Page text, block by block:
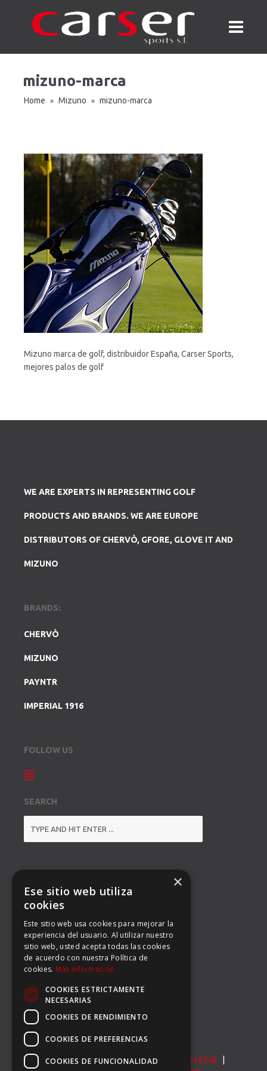
mizuno-marca
Home » Mizuno » mizuno-marca
Mizuno marca de golf, distribuidor España, Carser Sports,
mejores palos de golf
WE ARE EXPERTS IN REPRESENTING GOLF
PRODUCTS AND BRANDS. WE ARE EUROPE
DISTRIBUTORS OF CHERVÒ, GFORE, GLOVE IT AND
MIZUNO
BRANDS:
CHERVÒ
MIZUNO
PAYNTR
IMPERIAL 1916
FOLLOW US
SEARCH
BALMES 92, 3º 1ª B
08008 BARCELONA
TEL: (34) 93 363 53 97
FAX: (34) 93 396 90 14
EMAIL:INFO@CARSERSPORTS.COM
© Carser Sports S.L. All Rights Reserved. | AVISO LEGAL
×
Ese sitio web utiliza
cookies
Este sitio web usa cookies para mejorar la
experiencia del usuario. Al utilizar nuestro
sitio web, usted acepta todas las cookies
de acuerdo con nuestra Política de
cookies. Más información
COOKIES ESTRICTAMENTE
NECESARIAS
COOKIES DE RENDIMIENTO
COOKIES DE PREFERENCIAS
COOKIES DE FUNCIONALIDAD